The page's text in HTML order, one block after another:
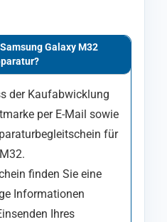
Galaxy M32
der Kaufabwicklung
per E-Mail sowie
für
finden Sie eine
Informationen
Ihres